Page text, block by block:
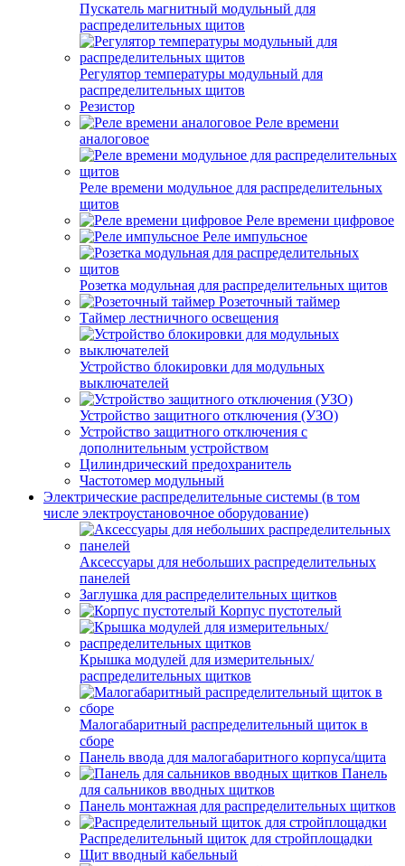
Пускатель магнитный модульный для
распределительных щитов
Регулятор температуры модульный для
распределительных щитов
Резистор
Реле времени
аналоговое
Реле времени модульное для распределительных
щитов
Реле времени цифровое
Реле импульсное
Розетка модульная для распределительных щитов
Розеточный таймер
Таймер лестничного освещения
Устройство блокировки для модульных
выключателей
Устройство защитного отключения (УЗО)
Устройство защитного отключения с
дополнительным устройством
Цилиндрический предохранитель
Частотомер модульный
Электрические распределительные системы (в том
числе электроустановочное оборудование)
Аксессуары для небольших распределительных
панелей
Заглушка для распределительных щитков
Корпус пустотелый
Крышка модулей для измерительных/
распределительных щитков
Малогабаритный распределительный щиток в
сборе
Панель ввода для малогабаритного корпуса/щита
Панель
для сальников вводных щитков
Панель монтажная для распределительных щитков
Распределительный щиток для стройплощадки
Щит вводный кабельный